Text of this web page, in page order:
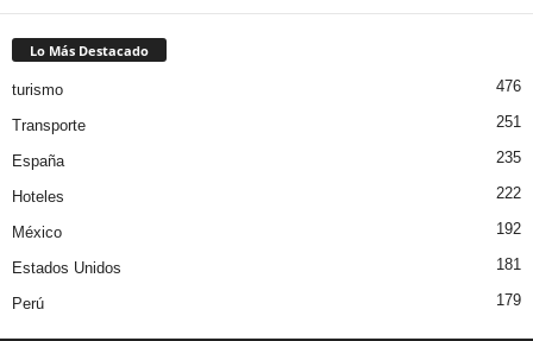
Lo Más Destacado
turismo 476
Transporte 251
España 235
Hoteles 222
México 192
Estados Unidos 181
Perú 179